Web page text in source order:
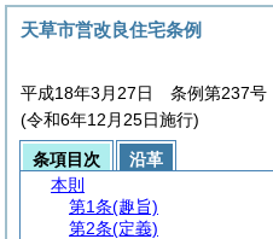
天草市営改良住宅条例
平成18年3月27日 条例第237号
(令和6年12月25日施行)
条項目次
沿革
本則
第1条(趣旨)
第2条(定義)